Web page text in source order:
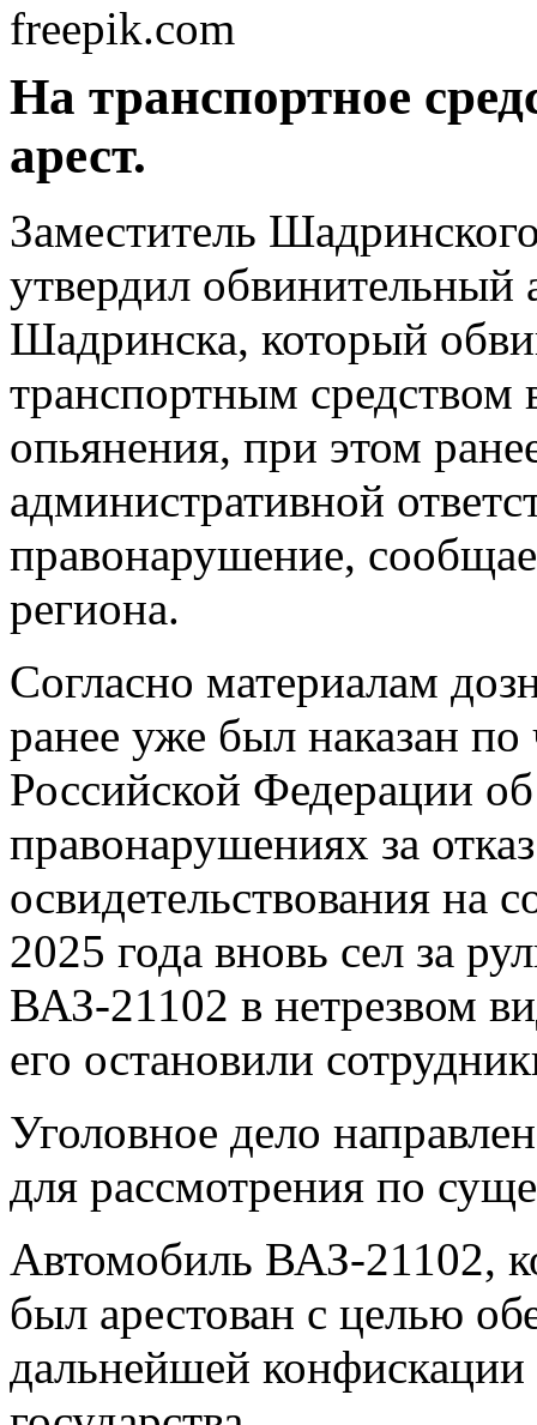
freepik.com
На транспортное
арест.
Заместитель
утвердил обвинительный
Шадринска, который
транспортным средством
опьянения, при этом
административной
правонарушение,
региона.
Согласно материалам
ранее уже был наказан по
Российской Федерации
правонарушениях за
освидетельствования на
2025 года вновь сел за
ВАЗ-21102 в нетрезвом
его остановили
Уголовное дело
для рассмотрения по
Автомобиль ВАЗ-21102,
был арестован с целью
дальнейшей